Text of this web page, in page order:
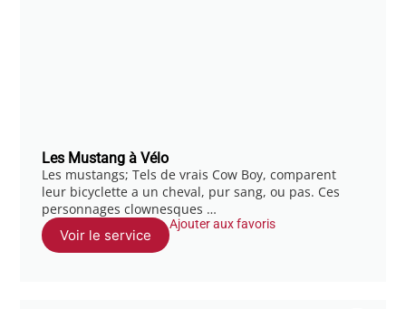
Les Mustang à Vélo
Les mustangs; Tels de vrais Cow Boy, comparent
leur bicyclette a un cheval, pur sang, ou pas. Ces
personnages clownesques …
Voir le service
Ajouter aux favoris